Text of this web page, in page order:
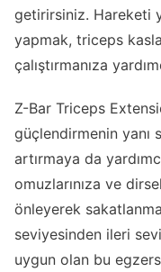
getirirsiniz. Hareketi
yapmak, triceps
çalıştırmanıza
Z-Bar Triceps
güçlendirmenin yanı
artırmaya da
omuzlarınıza ve
önleyerek
seviyesinden ileri
uygun olan bu